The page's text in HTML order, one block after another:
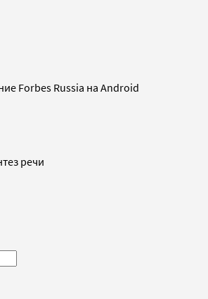
Forbes Russia на Android
речи